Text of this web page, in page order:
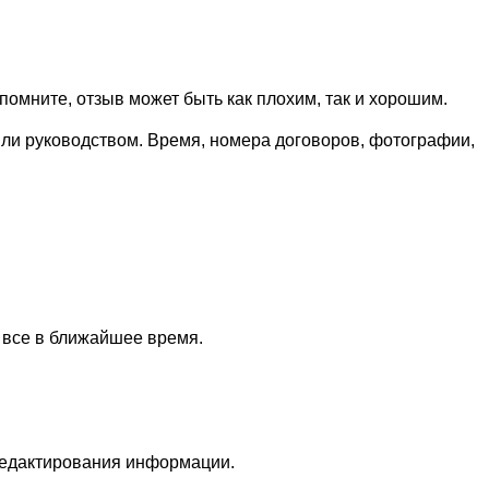
отзыв может быть как плохим, так и хорошим.
руководством. Время, номера договоров, фотографии,
все в ближайшее время.
информации.